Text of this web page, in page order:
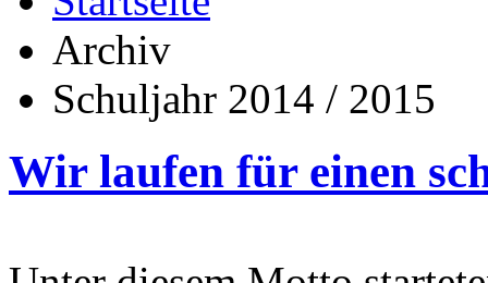
Archiv
Schuljahr 2014 / 2015
Wir laufen für einen